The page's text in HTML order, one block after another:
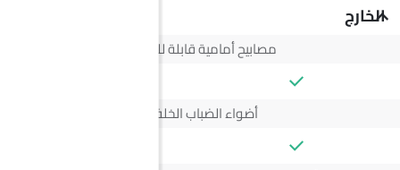
الخارج
مصابيح أمامية قابلة للتعديل
أضواء الضباب الخلفية